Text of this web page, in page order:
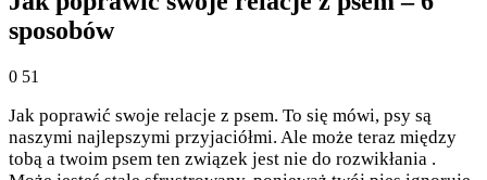
sposobów
0 51
Jak poprawić swoje relacje z psem. To się mówi, psy są
naszymi najlepszymi przyjaciółmi. Ale może teraz między
tobą a twoim psem ten związek jest nie do rozwikłania .